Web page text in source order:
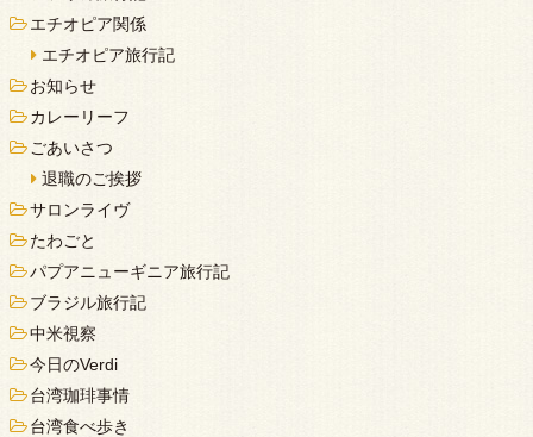
エチオピア関係
エチオピア旅行記
お知らせ
カレーリーフ
ごあいさつ
退職のご挨拶
サロンライヴ
たわごと
パプアニューギニア旅行記
ブラジル旅行記
中米視察
今日のVerdi
台湾珈琲事情
台湾食べ歩き